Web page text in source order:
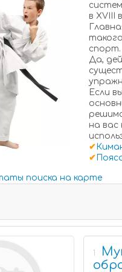
в XVIII
спорт.
Да,
Если
на
✔
✔
поиска на карте
1